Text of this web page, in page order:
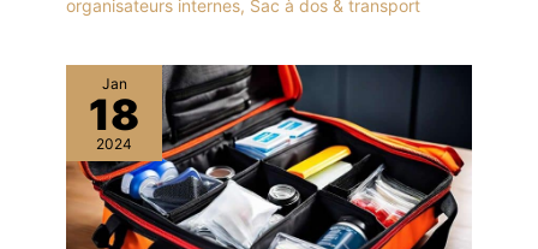
organisateurs internes, Sac à dos & transport
Jan
18
2024